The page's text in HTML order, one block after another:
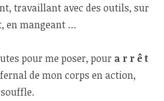
travaillant avec des outils, sur
en mangeant …
pour me poser, pour a r r ê t
de mon corps en action,